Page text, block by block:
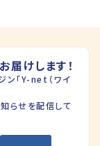
けします！
ン「Y-net（ワイ
らせを配信して